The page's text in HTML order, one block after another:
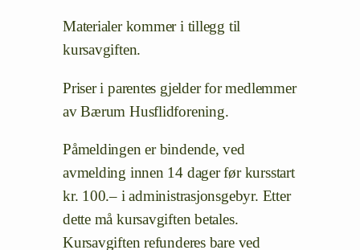
Materialer kommer i tillegg til
kursavgiften.
Priser i parentes gjelder for medlemmer
av Bærum Husflidforening.
Påmeldingen er bindende, ved
avmelding innen 14 dager før kursstart
kr. 100.– i administrasjonsgebyr. Etter
dette må kursavgiften betales.
Kursavgiften refunderes bare ved